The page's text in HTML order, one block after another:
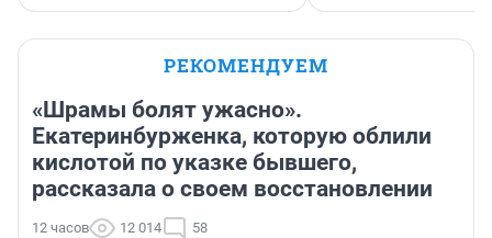
РЕКОМЕНДУЕМ
«Шрамы болят ужасно».
Екатеринбурженка, которую облили
кислотой по указке бывшего,
рассказала о своем восстановлении
12 часов 12 014 58